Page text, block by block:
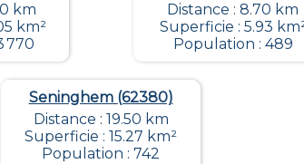
km
km²
770
Distance : 8.70 km
Superficie : 5.93
Population : 489
Seninghem (62380)
Distance : 19.50 km
Superficie : 15.27 km²
Population : 742